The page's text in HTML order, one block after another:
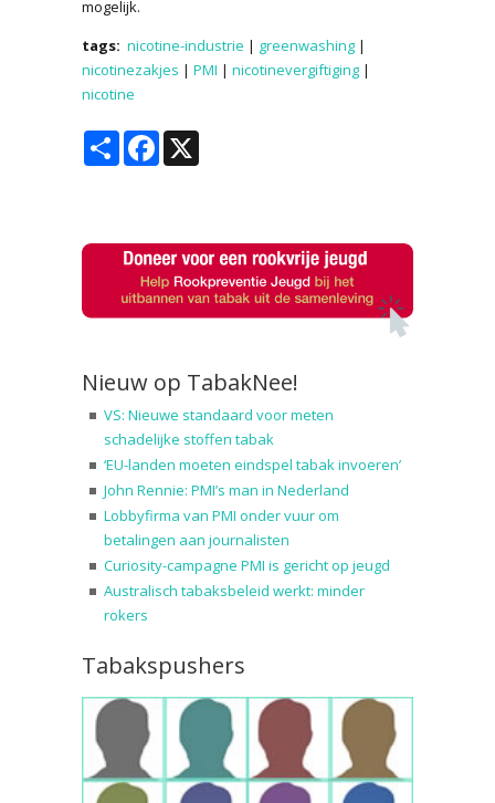
mogelijk.
tags: nicotine-industrie | greenwashing |
nicotinezakjes | PMI | nicotinevergiftiging |
nicotine
Share Facebook
Nieuw op TabakNee!
VS: Nieuwe standaard voor meten
schadelijke stoffen tabak
‘EU-landen moeten eindspel tabak invoeren’
John Rennie: PMI’s man in Nederland
Lobbyfirma van PMI onder vuur om
betalingen aan journalisten
Curiosity-campagne PMI is gericht op jeugd
Australisch tabaksbeleid werkt: minder
rokers
Tabakspushers